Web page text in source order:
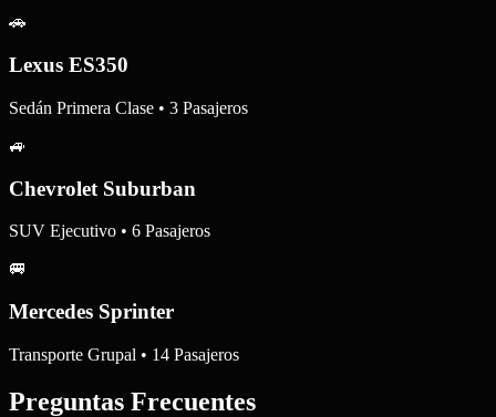
🚗
Lexus ES350
Sedán Primera Clase • 3 Pasajeros
🚙
Chevrolet Suburban
SUV Ejecutivo • 6 Pasajeros
🚐
Mercedes Sprinter
Transporte Grupal • 14 Pasajeros
Preguntas Frecuentes